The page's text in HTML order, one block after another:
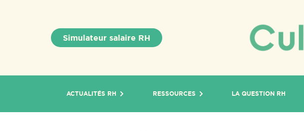
Simulateur salaire RH
ACTUALITÉS RH RESSOURCES LA QUESTION RH